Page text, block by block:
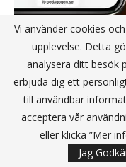
TEKNIK
Vi använder cookies
upplevelse. Detta
analysera ditt besök
erbjuda dig ett
till användbar
acceptera vår
eller klicka ”Mer
Jag